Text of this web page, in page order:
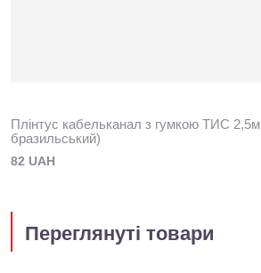
Плінтус кабельканал з гумкою ТИС 2,5м
бразильський)
82 UAH
Переглянуті товари